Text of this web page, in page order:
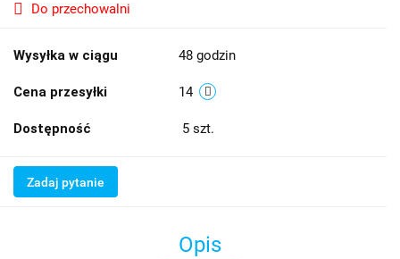
Do przechowalni
Wysyłka w ciągu 48 godzin
Cena przesyłki 14
Dostępność 5 szt.
Zadaj pytanie
Opis